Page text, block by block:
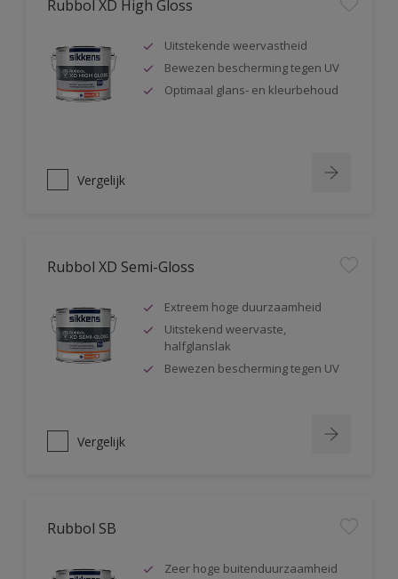
Rubbol XD High Gloss
Uitstekende weervastheid
Bewezen bescherming tegen UV
Optimaal glans- en kleurbehoud
Vergelijk
Rubbol XD Semi-Gloss
Extreem hoge duurzaamheid
Uitstekend weervaste,
halfglanslak
Bewezen bescherming tegen UV
Vergelijk
Rubbol SB
Zeer hoge buitenduurzaamheid